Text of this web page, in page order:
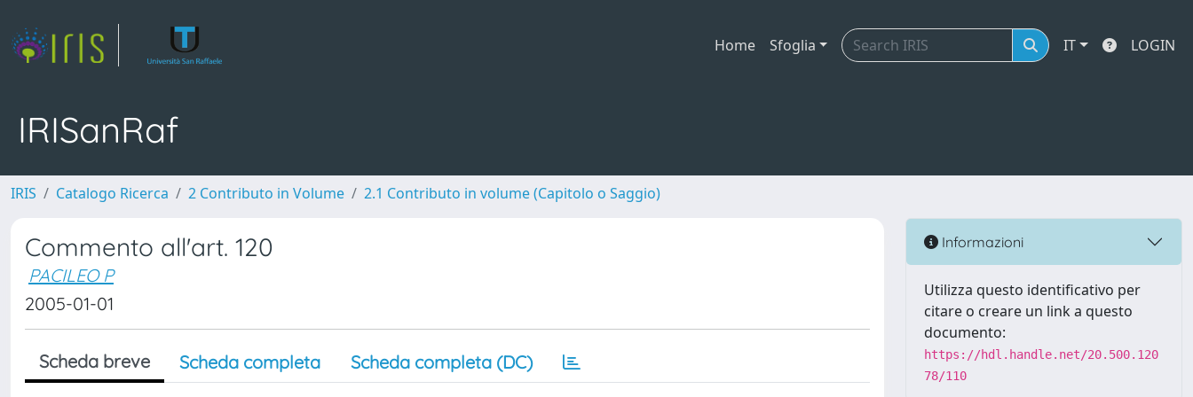
Home Sfoglia IT LOGIN
IRISanRaf
IRIS Catalogo Ricerca 2 Contributo in Volume 2.1 Contributo in volume (Capitolo o Saggio)
Commento all'art. 120
PACILEO P
2005-01-01
Scheda breve Scheda completa Scheda completa (DC)
Informazioni
Utilizza questo identificativo per
citare o creare un link a questo
documento:
https://hdl.handle.net/20.500.120
78/110